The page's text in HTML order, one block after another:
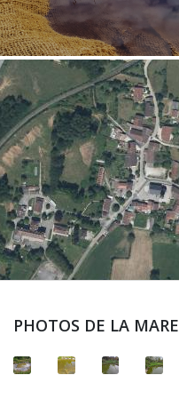
PHOTOS DE LA MARE